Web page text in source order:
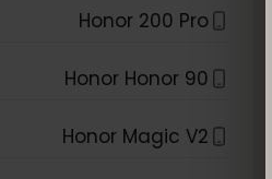
Honor 200 Pro
Honor Honor 90
Honor Magic V2